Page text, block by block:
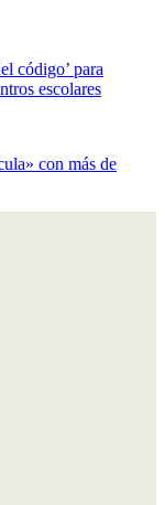
código’ para
escolares
con más de